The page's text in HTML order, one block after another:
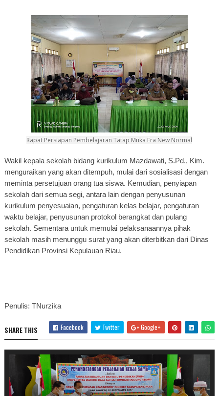
Rapat Persiapan Pembelajaran Tatap Muka Era New Normal
Wakil kepala sekolah bidang kurikulum Mazdawati, S.Pd., Kim.
menguraikan yang akan ditempuh, mulai dari sosialisasi dengan
meminta persetujuan orang tua siswa. Kemudian, penyiapan
sekolah dari semua segi, antara lain dengan penyusunan
kurikulum penyesuaian, pengaturan kelas belajar, pengaturan
waktu belajar, penyusunan protokol berangkat dan pulang
sekolah. Sementara untuk memulai pelaksanaannya pihak
sekolah masih menunggu surat yang akan diterbitkan dari Dinas
Pendidikan Provinsi Kepulauan Riau.
Penulis: TNurzika
SHARE THIS Facebook Twitter Google+